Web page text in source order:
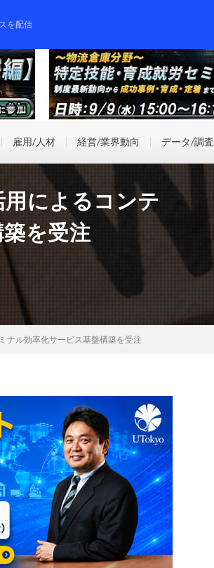
を配信
雇用/人材 経営/業界動向 データ/調査
によるコンテ
を受注
ナル効率化サービス基盤構築を受注